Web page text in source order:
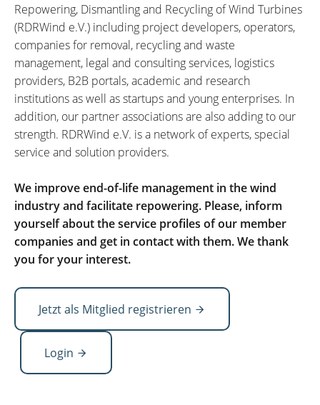
Repowering, Dismantling and Recycling of Wind Turbines
(RDRWind e.V.) including project developers, operators,
companies for removal, recycling and waste
management, legal and consulting services, logistics
providers, B2B portals, academic and research
institutions as well as startups and young enterprises. In
addition, our partner associations are also adding to our
strength. RDRWind e.V. is a network of experts, special
service and solution providers.
We improve end-of-life management in the wind
industry and facilitate repowering. Please, inform
yourself about the service profiles of our member
companies and get in contact with them. We thank
you for your interest.
Jetzt als Mitglied registrieren
Login